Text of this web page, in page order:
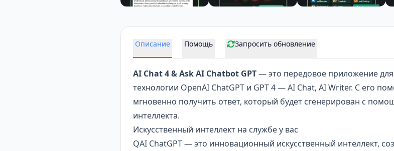
Описание Помощь Запросить обновление
AI Chat 4 & Ask AI Chatbot GPT— это передовое приложение
технологии OpenAI ChatGPT и GPT 4 — AI Chat, AI Writer. С его
мгновенно получить ответ, который будет сгенерирован с
интеллекта.
Искусственный интеллект на службе у вас
QAI ChatGPT — это инновационный искусственный интеллект,